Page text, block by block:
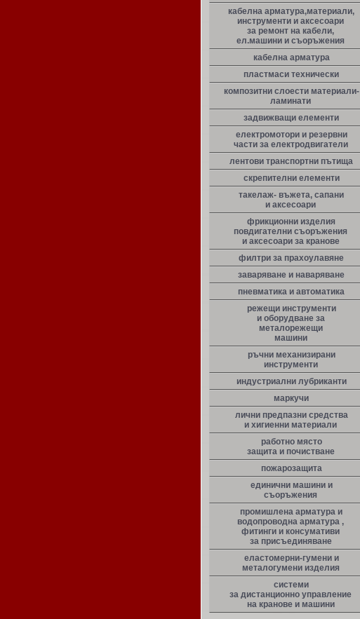
кабелна арматура,материали,
инструменти и аксесоари
за ремонт на кабели,
ел.машини и съоръжения
кабелна арматура
пластмаси технически
композитни слоести материали-
ламинати
задвижващи елементи
електромотори и резервни
части за електродвигатели
лентови транспортни пътища
скрепителни елементи
такелаж- въжета, сапани
и аксесоари
фрикционни изделия
повдигателни съоръжения
и аксесоари за кранове
филтри за прахоулавяне
заваряване и наваряване
пневматика и автоматика
режещи инструменти
и оборудване за
металорежещи
машини
ръчни механизирани
инструменти
индустриални лубриканти
маркучи
лични предпазни средства
и хигиенни материали
работно място
защита и почистване
пожарозащита
единични машини и
съоръжения
промишлена арматура и
водопроводна арматура ,
фитинги и консумативи
за присъединяване
еластомерни-гумени и
металогумени изделия
системи
за дистанционно управление
на кранове и машини